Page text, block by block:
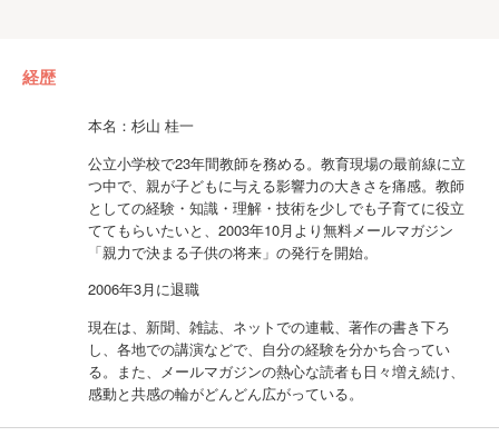
経歴
本名：杉山 桂一
公立小学校で23年間教師を務める。教育現場の最前線に立
つ中で、親が子どもに与える影響力の大きさを痛感。教師
としての経験・知識・理解・技術を少しでも子育てに役立
ててもらいたいと、2003年10月より無料メールマガジン
「親力で決まる子供の将来」の発行を開始。
2006年3月に退職
現在は、新聞、雑誌、ネットでの連載、著作の書き下ろ
し、各地での講演などで、自分の経験を分かち合ってい
る。また、メールマガジンの熱心な読者も日々増え続け、
感動と共感の輪がどんどん広がっている。